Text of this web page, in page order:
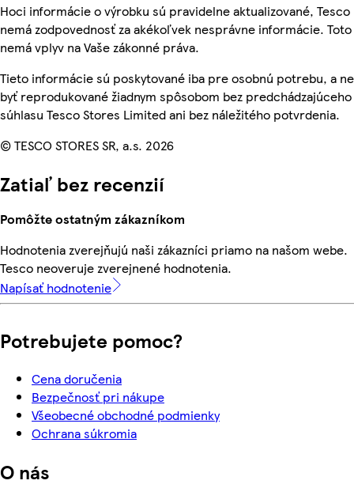
Hoci informácie o výrobku sú pravidelne aktualizované, Tesco
nemá zodpovednosť za akékoľvek nesprávne informácie. Toto
nemá vplyv na Vaše zákonné práva.
Tieto informácie sú poskytované iba pre osobnú potrebu, a
byť reprodukované žiadnym spôsobom bez predchádzajúceho
súhlasu Tesco Stores Limited ani bez náležitého potvrdenia.
© TESCO STORES SR, a.s. 2026
Zatiaľ bez recenzií
Pomôžte ostatným zákazníkom
Hodnotenia zverejňujú naši zákazníci priamo na našom webe.
Tesco neoveruje zverejnené hodnotenia.
Napísať hodnotenie
Potrebujete pomoc?
Cena doručenia
Bezpečnosť pri nákupe
Všeobecné obchodné podmienky
Ochrana súkromia
O nás